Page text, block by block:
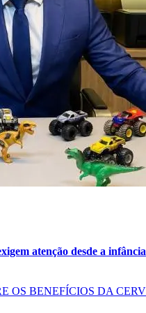
atenção desde a infância